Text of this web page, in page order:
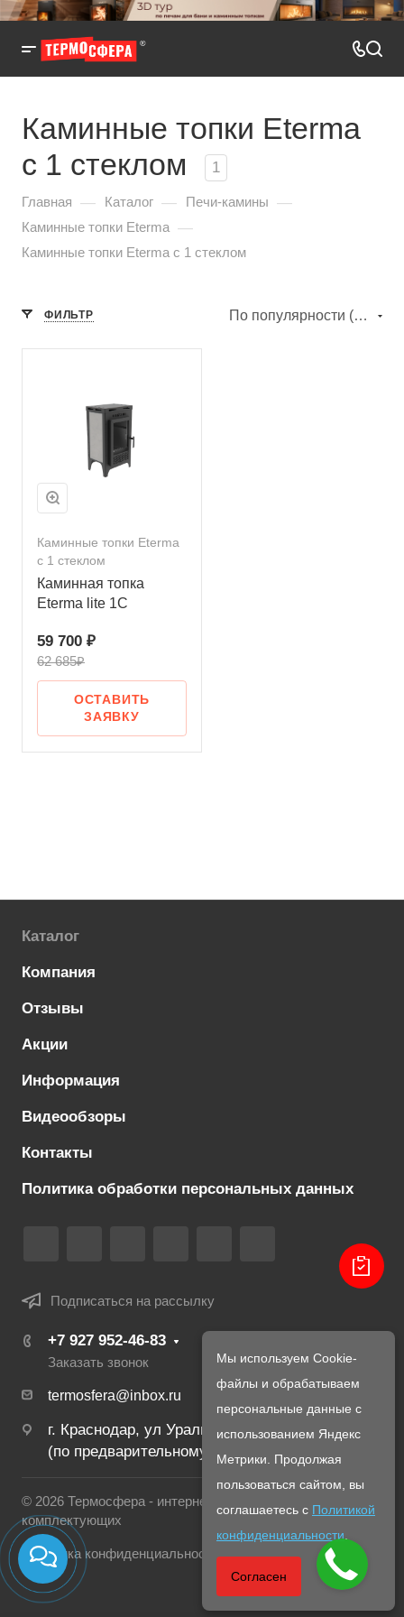
Каминные топки Eterma
с 1 стеклом
1
Главная — Каталог — Печи-камины —
Каминные топки Eterma —
Каминные топки Eterma с 1 стеклом
ФИЛЬТР По популярности (убывание)
Каминные топки Eterma
с 1 стеклом
Каминная топка
Eterma lite 1С
59 700 ₽
62 685₽
ОСТАВИТЬ
ЗАЯВКУ
Каталог
Компания
Отзывы
Акции
Информация
Видеообзоры
Контакты
Политика обработки персональных данных
Подписаться на рассылку
+7 927 952-46-83
Заказать звонок
termosfera@inbox.ru
г. Краснодар, ул Уральская, 134Б
(по предварительному созвону с менеджером)
© 2026 Термосфера - интернет магазин печей и
комплектующих
Политика конфиденциальности
Мы используем Cookie-
файлы и обрабатываем
персональные данные с
использованием Яндекс
Метрики. Продолжая
пользоваться сайтом, вы
соглашаетесь с Политикой
конфиденциальности
Согласен